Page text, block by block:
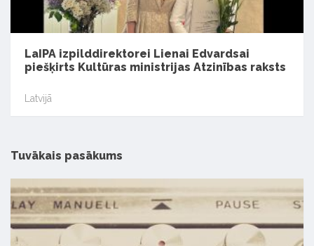
LaIPA izpilddirektorei Lienai Edvardsai
piešķirts Kultūras ministrijas Atzinības raksts
Latvijā
Tuvākais pasākums